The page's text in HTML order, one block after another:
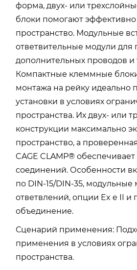
форма, двух- или
блоки помогают
пространство. Модульные
ответвительные модули для
дополнительных проводов и
Компактные клеммные
монтажа на рейку идеально
установки в условиях
пространства. Их двух- или
конструкции максимально
пространство, а
CAGE CLAMP®
соединений. Особенности
по DIN-15/DIN-35, модульные
ответвлений, опции Ex e II и
объединение.
Сценарий применения:
применения в условиях
пространства.